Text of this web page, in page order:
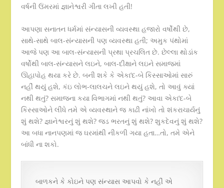
વર્ષની ઉંમરમાં જ્ઞાનેશ્વરી ગીતા લખી હતી!
આપણા સનાતન ધર્મમાં સંન્યાસની વ્યવસ્થા હજારો વર્ષોથી છે,
સાથે-સાથે બાલ-સંન્યાસની પણ વ્યવસ્થા હતી; અમુક પંથોમાં
આજે પણ આ બાલ-સંન્યાસની પ્રથા પ્રચલિત છે. છેલ્લા થોડાંક
વર્ષોથી બાલ-સંન્યાસને લઇને, બાલ-દીક્ષાને લઇને સમાજમાં
ઊહાપોહ થયા કરે છે. બની શકે કે એકા’દ-બે કિસ્સાઓમાં સારું
નહીં થયું હશે, કંઇ લોભ-લાલચને લઇને થયું હશે, તો આવું ક્યાં
નથી થતું? સમાજના કયા વિભાગમાં નથી થતું? આવા એકા’દ-બે
કિસ્સાઓને લીધે તમે એ વ્યવસ્થાને જ કાઢી નાંખો તો શંકરાચાર્યનું
શું થશે? જ્ઞાનેશ્વરનું શું થશે? જડ ભરતનું શું થશે? શુકદેવનું શું થશે?
આ બધા નાનપણમાં જ ઘરમાંથી નીકળી ગયા હતા…તો, તમે એને
બાંધી ના શકો.
બાળકને કે કોઇને પણ સંન્યાસ આપવો કે નહીં એ